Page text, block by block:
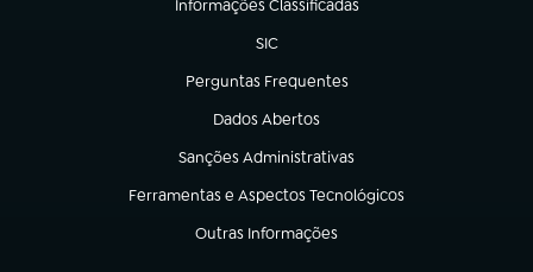
Informações Classificadas
(abre em nova aba)
SIC
(abre em nova aba)
Perguntas Frequentes
(abre em nova aba)
Dados Abertos
(abre em nova aba)
Sanções Administrativas
(abre em nova aba)
Ferramentas e Aspectos Tecnológicos
(abre em nova aba)
Outras Informações
(abre em nova aba)